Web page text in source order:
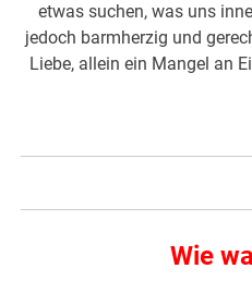
etwas suchen, was uns
jedoch barmherzig und
Liebe, allein ein Mangel an
Wie